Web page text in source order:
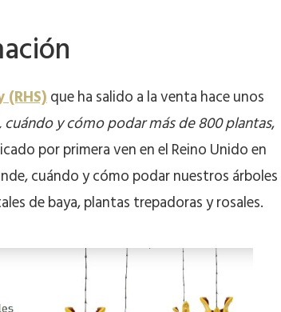
que ha salido a la venta hace unos
y cómo podar más de 800 plantas,
por primera ven en el Reino Unido en
cuándo y cómo podar nuestros árboles
de baya, plantas trepadoras y rosales.